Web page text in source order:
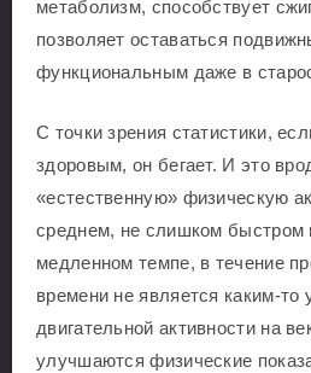
метаболизм, способствует
позволяет оставаться
функциональным даже в
С точки зрения статистики,
здоровым, он бегает. И это
«естественную» физическую
среднем, не слишком быстром
медленном темпе, в течение
времени не является каким-
двигательной активности на
улучшаются физические